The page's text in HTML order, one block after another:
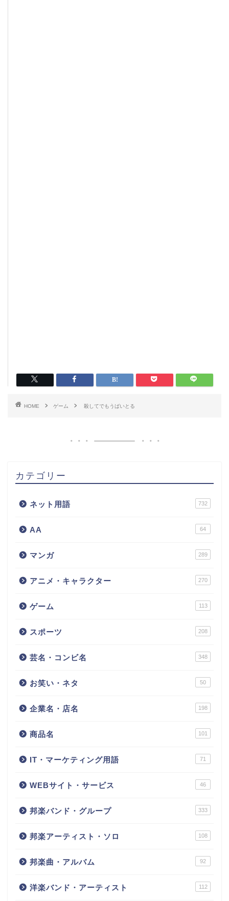
HOME ゲーム 殺してでもうばいとる
カテゴリー
ネット用語 732
AA 64
マンガ 289
アニメ・キャラクター 270
ゲーム 113
スポーツ 208
芸名・コンビ名 348
お笑い・ネタ 50
企業名・店名 198
商品名 101
IT・マーケティング用語 71
WEBサイト・サービス 46
邦楽バンド・グループ 333
邦楽アーティスト・ソロ 108
邦楽曲・アルバム 92
洋楽バンド・アーティスト 112